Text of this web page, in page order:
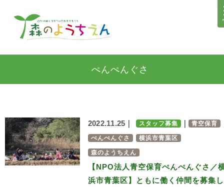
ぺんぺんぐさ
2022.11.25｜ スタッフ募集 ｜ 青空保育
ぺんぺんぐさ 横浜市青葉区
森のようちえん
【NPO法人青空保育ぺんぺんぐさ／
浜市青葉区】ともに働く仲間を募集し